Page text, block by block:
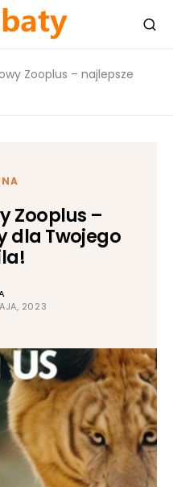
Zooplus – najlepsze
Zooplus –
dla Twojego
2023